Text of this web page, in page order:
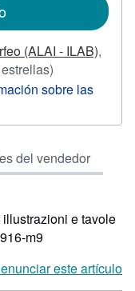
(ALAI - ILAB),
del
4
5
estrellas
del vendedor
e tavole
m9
este artículo